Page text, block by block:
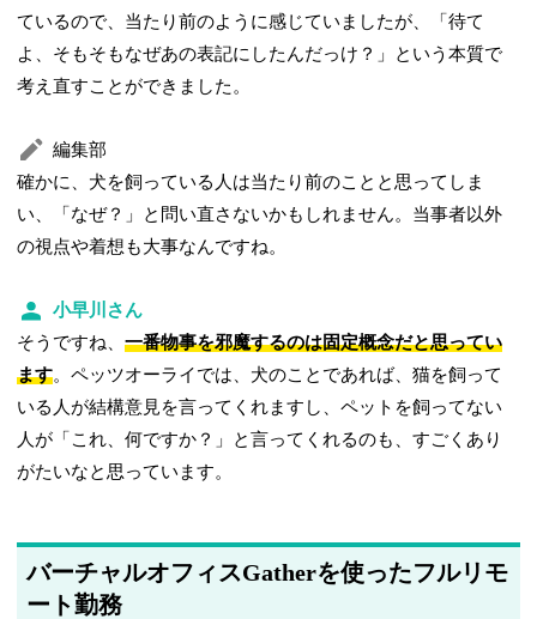
ているので、当たり前のように感じていましたが、「待て
よ、そもそもなぜあの表記にしたんだっけ？」という本質で
考え直すことができました。
編集部
確かに、犬を飼っている人は当たり前のことと思ってしま
い、「なぜ？」と問い直さないかもしれません。当事者以外
の視点や着想も大事なんですね。
小早川さん
そうですね、一番物事を邪魔するのは固定概念だと思ってい
ます。ペッツオーライでは、犬のことであれば、猫を飼って
いる人が結構意見を言ってくれますし、ペットを飼ってない
人が「これ、何ですか？」と言ってくれるのも、すごくあり
がたいなと思っています。
バーチャルオフィスGatherを使ったフルリモ
ート勤務